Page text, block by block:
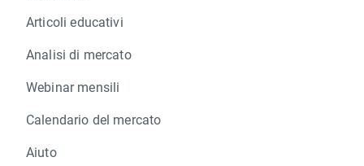
Articoli educativi
Analisi di mercato
Webinar mensili
Calendario del mercato
Aiuto